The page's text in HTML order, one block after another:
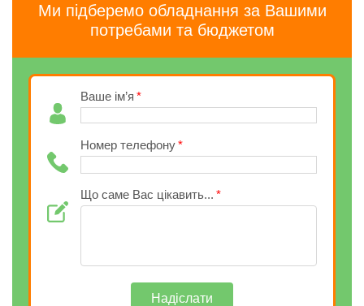
Ми підберемо обладнання за Вашими
потребами та бюджетом
Ваше ім’я
Номер телефону
Що саме Вас цікавить...
Надіслати